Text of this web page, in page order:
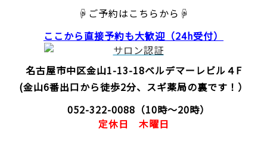
☟ご予約はこちらから☟
ここから直接予約も大歓迎（24h受付）
名古屋市中区金山1-13-18ベルデマーレビル４F
(金山6番出口から徒歩2分、スギ薬局の裏です！）
052-322-0088 （10時～20時）
定休日
木曜日